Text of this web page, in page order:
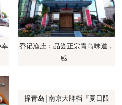
乔记渔庄：品尝正宗青岛味道，
感...
探青岛|南京大牌档『夏日限